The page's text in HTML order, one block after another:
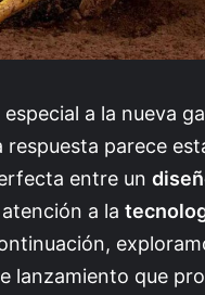
a la nueva
respuesta parece
entre un
a la
lanzamiento que